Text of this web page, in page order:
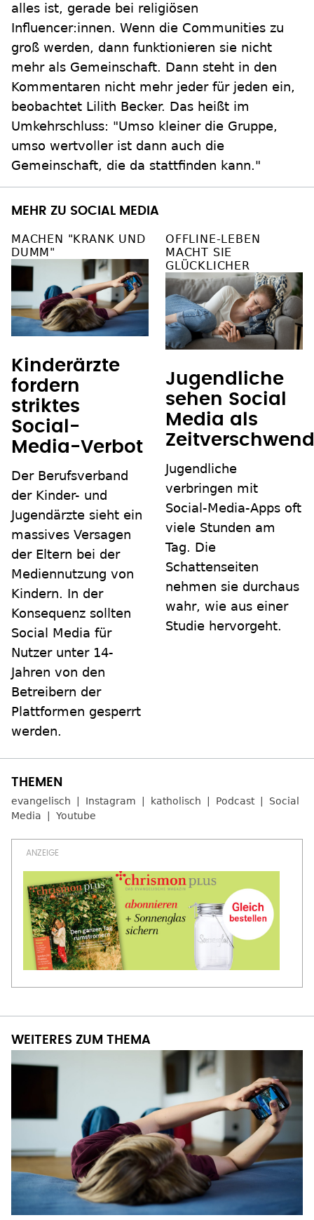
alles ist, gerade bei religiösen
Influencer:innen. Wenn die Communities zu
groß werden, dann funktionieren sie nicht
mehr als Gemeinschaft. Dann steht in den
Kommentaren nicht mehr jeder für jeden ein,
beobachtet Lilith Becker. Das heißt im
Umkehrschluss: "Umso kleiner die Gruppe,
umso wertvoller ist dann auch die
Gemeinschaft, die da stattfinden kann."
MEHR ZU SOCIAL MEDIA
MACHEN "KRANK UND
DUMM"
Kinderärzte
fordern
striktes
Social-
Media-Verbot
Der Berufsverband
der Kinder- und
Jugendärzte sieht ein
massives Versagen
der Eltern bei der
Mediennutzung von
Kindern. In der
Konsequenz sollten
Social Media für
Nutzer unter 14-
Jahren von den
Betreibern der
Plattformen gesperrt
werden.
OFFLINE-LEBEN
MACHT SIE
GLÜCKLICHER
Jugendliche
sehen Social
Media als
Jugendliche
verbringen mit
Social-Media-Apps oft
viele Stunden am
Tag. Die
Schattenseiten
nehmen sie durchaus
wahr, wie aus einer
Studie hervorgeht.
evangelisch Instagram katholisch Podcast
Social
Media
Youtube
WEITERES ZUM THEMA